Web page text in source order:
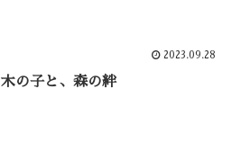
2023.09.28
木の子と、森の絆